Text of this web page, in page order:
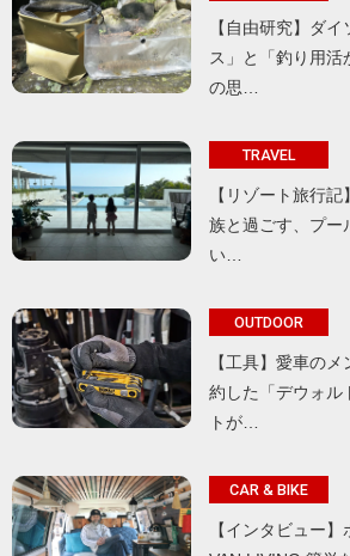
【自由研究】ダ
ス」と「釣り用活
の思…
TRAVEL
【リゾート旅行
族と過ごす、プー
い…
OUTDOOR
【工具】愛車の
約した「デウォル
トが…
CAR & BIKE
【インタビュー